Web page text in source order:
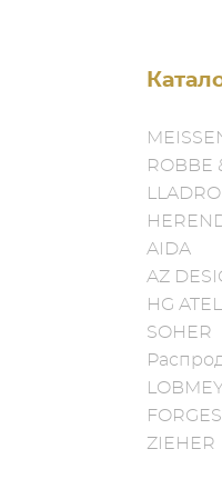
ROBBE
LLADRO
AIDA
AZ
HG
SOHER
ZIEHER